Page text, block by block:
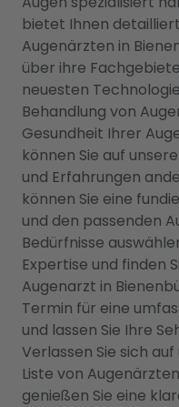
bietet Ihnen
Augenärzten in
über ihre
neuesten
Behandlung von
Gesundheit Ihrer
können Sie auf
und Erfahrungen
können Sie eine
und den passenden
Bedürfnisse
Expertise und finden
Augenarzt in
Termin für eine
und lassen Sie Ihre
Verlassen Sie sich
Liste von
genießen Sie eine